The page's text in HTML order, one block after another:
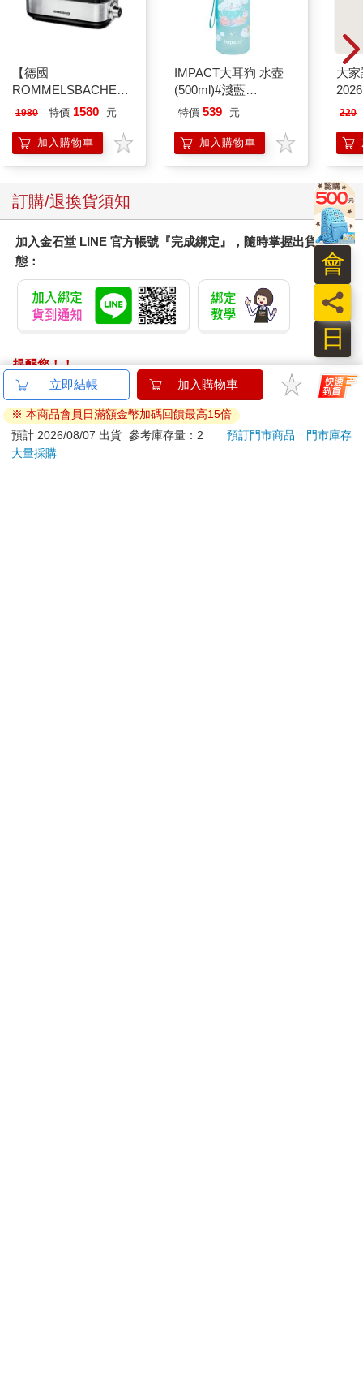
【德國
ROMMELSBACHE諾
曼百赫】多功能煮蛋
ER600/ER-600
1980 特價 1580 元
加入購物車
IMPACT大耳狗 水壺
(500ml)#淺藍
IMCMB01LB
特價 539 元
加入購物車
大
220
訂購/退換貨須知
加入金石堂 LINE 官方帳號『完成綁定』，隨時掌握出貨動
態：
提醒您！！
金石堂及銀行均不會請您操作ATM! 如接獲電話要求您前往
ATM提款機，請不要聽從指示，以免受騙上當！
退換貨須知：
**提醒您，鑑賞期不等於試用期，退回商品須為全新狀態**
立即結帳 加入購物車
※ 本商品會員日滿額金幣加碼回饋最高15倍
預計 2026/08/07 出貨 參考庫存量：2 預訂門市商品
門市庫存
大量採購
日
員
會